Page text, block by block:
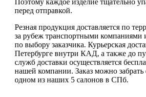
Поэтому каждое изделие тщательно
перед отправкой.
Резная продукция доставляется по
за рубеж транспортными компаниями
по выбору заказчика. Курьерская
Петербурге внутри КАД, а также до
служб доставки осуществляется
нашей компании. Заказ можно забрать
одном из наших 5 салонов в СПб.